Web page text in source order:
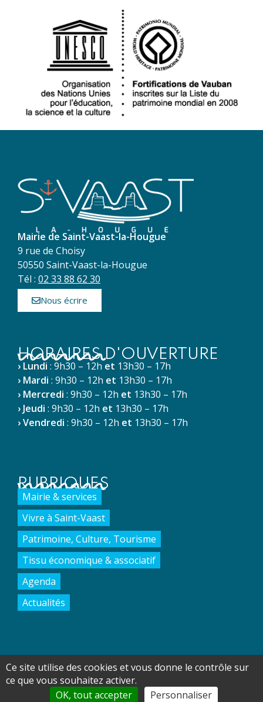
Ce site utilise des cookies et vous donne le contrôle sur
ce que vous souhaitez activer.
OK, tout accepter
Personnaliser
Mairie de Saint-Vaast-la-Hougue
9 rue de Choisy
50550 Saint-Vaast-la-Hougue
Tél : 02 33 88 62 30
Nous écrire
HORAIRES D'OUVERTURE
› Lundi : 9h30 – 12h et 13h30 – 17h
› Mardi : 9h30 – 12h et 13h30 – 17h
› Mercredi : 9h30 – 12h et 13h30 – 17h
› Jeudi : 9h30 – 12h et 13h30 – 17h
› Vendredi : 9h30 – 12h et 13h30 – 17h
RUBRIQUES
Mairie & services
Vivre à Saint-Vaast
Patrimoine, Culture, Tourisme
Tissu économique & associatif
Agenda
Actualités
Plan du site
Données personnelles
Mentions légales Contact
Site web